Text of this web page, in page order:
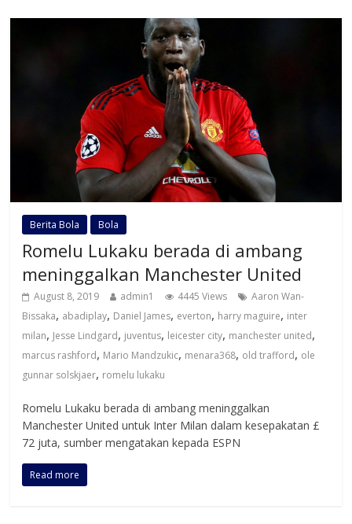
Berita Bola Bola
Romelu Lukaku berada di ambang
meninggalkan Manchester United
August 8, 2019 admin1 4445 Views
Aaron Wan-
Bissaka, abadiplay, Daniel James, everton, harry maguire, inter
milan, Jesse Lindgard, juventus, leicester city, manchester united,
marcus rashford, Mario Mandzukic, menara368, old trafford, ole
gunnar solskjaer, romelu lukaku
Romelu Lukaku berada di ambang meninggalkan
Manchester United untuk Inter Milan dalam kesepakatan £
72 juta, sumber mengatakan kepada ESPN
Read more